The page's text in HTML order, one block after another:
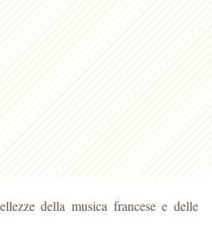
della musica francese e delle